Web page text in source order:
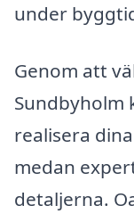
under
Genom att
Sundbyholm
realisera
medan
detaljerna.